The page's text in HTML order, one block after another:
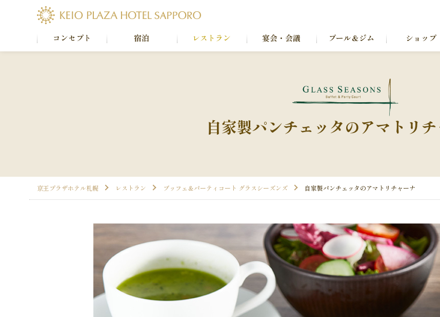
コンセプト 宿泊 レストラン 宴会・会議 プール＆ジム ショップ
自家製パンチェッタのアマトリ
京王プラザホテル札幌 レストラン ブッフェ＆パーティコート グラスシーズンズ 自家製パンチェッタのアマトリチャーナ